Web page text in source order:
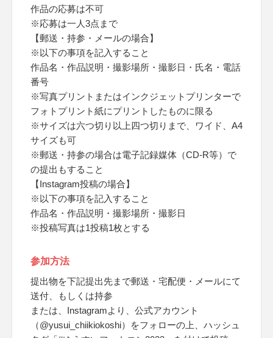
作品の応募は不可
※応募は一人3点まで
【郵送・持参・メールの場合】
※以下の事項を記入すること
作品名・作品説明・撮影場所・撮影日・氏名・電話
番号
※写真プリントまたはインクジェットプリンターで
フォトプリント紙にプリントしたものに限る
※サイズは六つ切り以上四つ切りまで、ワイド、A4
サイズも可
※郵送・持参の場合は電子記録媒体（CD-R等）で
の提出もすること
【Instagram投稿の場合】
※以下の事項を記入すること
作品名・作品説明・撮影場所・撮影日
※投稿写真は1投稿1枚とする
参加方法
提出物を下記提出先まで郵送・宅配便・メールにて
送付、もしくは持参
または、Instagramより、公式アカウント
（@yusui_chiikiokoshi）をフォローの上、ハッシュ